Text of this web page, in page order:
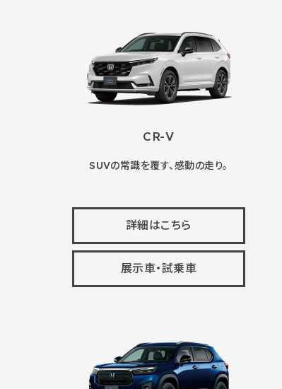
CR-V
SUVの常識を覆す、感動の走り。
詳細はこちら
展示車・試乗車